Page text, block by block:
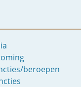
beroepen